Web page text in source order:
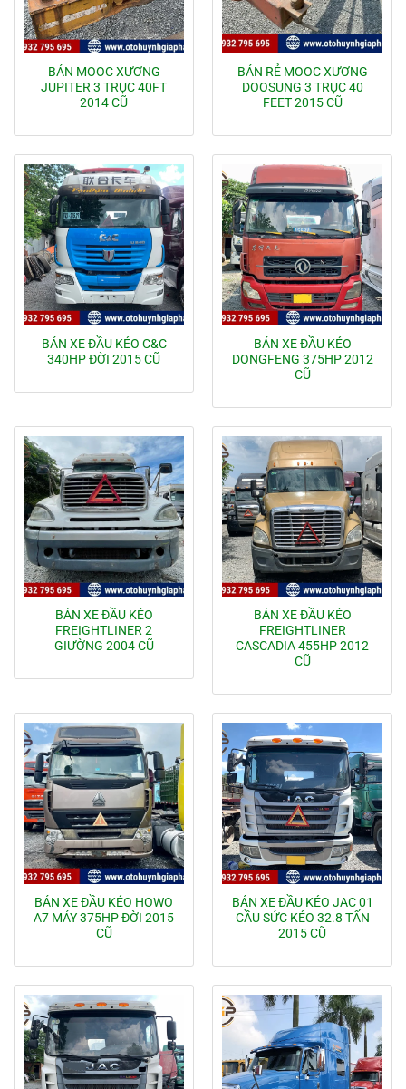
BÁN MOOC XƯƠNG
JUPITER 3 TRỤC 40FT
2014 CŨ
BÁN RẺ MOOC XƯƠNG
DOOSUNG 3 TRỤC 40
FEET 2015 CŨ
BÁN XE ĐẦU KÉO C&C
340HP ĐỜI 2015 CŨ
BÁN XE ĐẦU KÉO
DONGFENG 375HP 2012
CŨ
BÁN XE ĐẦU KÉO
FREIGHTLINER 2
GIƯỜNG 2004 CŨ
BÁN XE ĐẦU KÉO
FREIGHTLINER
CASCADIA 455HP 2012
CŨ
BÁN XE ĐẦU KÉO HOWO
A7 MÁY 375HP ĐỜI 2015
CŨ
BÁN XE ĐẦU KÉO JAC 01
CẦU SỨC KÉO 32.8 TẤN
2015 CŨ